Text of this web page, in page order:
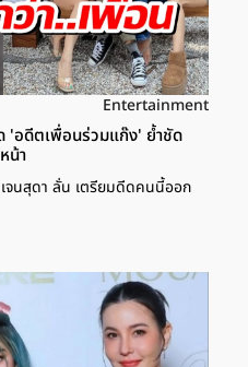
Entertainment
'อดีตเพื่อนร่วมแก๊ง' ย้ำชัด
น้า
เจนสุดา ลั่น เตรียมดีดคนนี้ออก